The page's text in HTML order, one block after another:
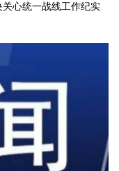
关心统一战线工作纪实